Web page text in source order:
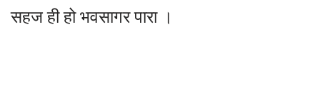
सहज ही हो भवसागर पारा ।